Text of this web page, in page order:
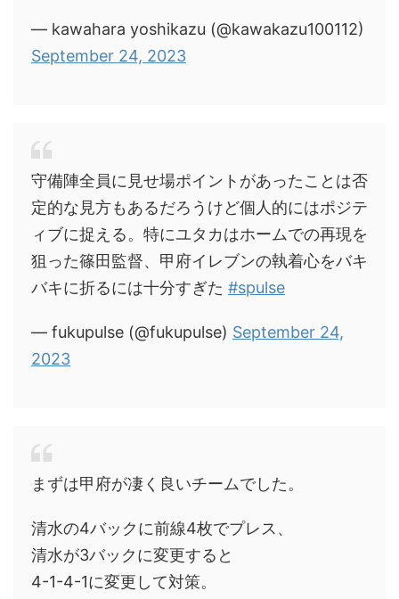
— kawahara yoshikazu (@kawakazu100112)
September 24, 2023
守備陣全員に見せ場ポイントがあったことは否
定的な見方もあるだろうけど個人的にはポジテ
ィブに捉える。特にユタカはホームでの再現を
狙った篠田監督、甲府イレブンの執着心をバキ
バキに折るには十分すぎた #spulse
— fukupulse (@fukupulse) September 24,
2023
まずは甲府が凄く良いチームでした。
清水の4バックに前線4枚でプレス、
清水が3バックに変更すると
4-1-4-1に変更して対策。